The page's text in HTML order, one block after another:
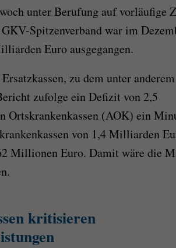
unter Berufung auf vorläufige
Spitzenverband war im
Euro ausgegangen.
zu dem unter
zufolge ein Defizit von 2,5
(AOK) ein
von 1,4 Milliarden
Millionen Euro. Damit wäre die
kritisieren